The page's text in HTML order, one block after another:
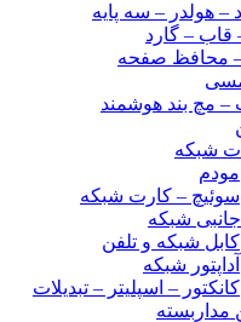
– هولدر – سه پایه
– گارد
محافظ صفحه
مچ بند هوشمند
شبکه
مودم
سوئیچ – کارت شبکه
جانبی شبکه
کابل شبکه و تلفن
آداپتور شبکه
کانکتور – اسپلیتر – تبدیلات
مداربسته